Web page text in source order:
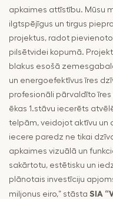
apkaimes attīstību. Mūsu
ilgtspējīgus un tirgus
projektus, radot
pilsētvidei kopumā.
blakus esošā
un energoefektīvus īres
profesionāli pārvaldīto
ēkas 1.stāvu iecerēts
telpām, veidojot aktīvu un
iecere paredz ne tikai
apkaimes vizuālā un
sakārtotu, estētisku un
plānotais investīciju
miljonus eiro,” stāsta SIA